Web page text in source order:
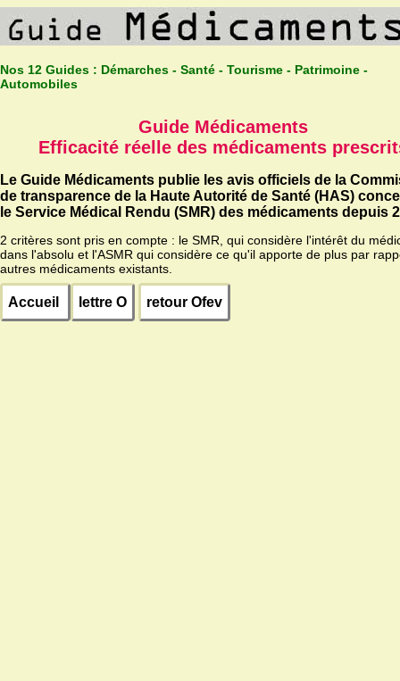
Nos 12 Guides : Démarches - Santé - Tourisme - Patrimoine -
Automobiles
Guide Médicaments
Efficacité réelle des médicaments
Le Guide Médicaments publie les avis officiels de la
de transparence de la Haute Autorité de Santé (HAS)
le Service Médical Rendu (SMR) des médicaments depuis
2 critères sont pris en compte : le SMR, qui considère l'intérêt du
dans l'absolu et l'ASMR qui considère ce qu'il apporte de plus par
autres médicaments existants.
Accueil lettre O retour Ofev